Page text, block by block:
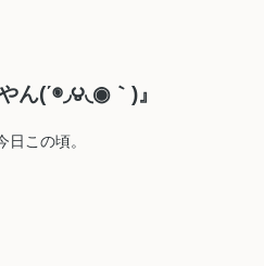
ん(΄◉◞౪◟◉｀)』
この頃。